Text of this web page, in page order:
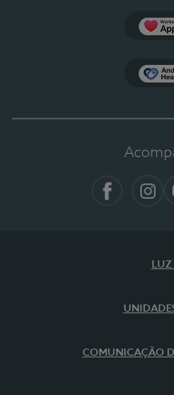
LUZ
COMUNICAÇÃO